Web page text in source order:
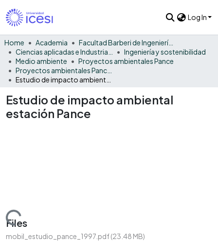
Log In
Home Academia
Facultad Barberi de Ingeniería, Diseño y Ciencias Aplicadas
Ingeniería y sostenibilidad
Medio ambiente
Proyectos ambientales Pance
Estudio de impacto ambiental
estación Pance
Loading...
Files
mobil_estudio_pance_1997.pdf(23.48 MB)